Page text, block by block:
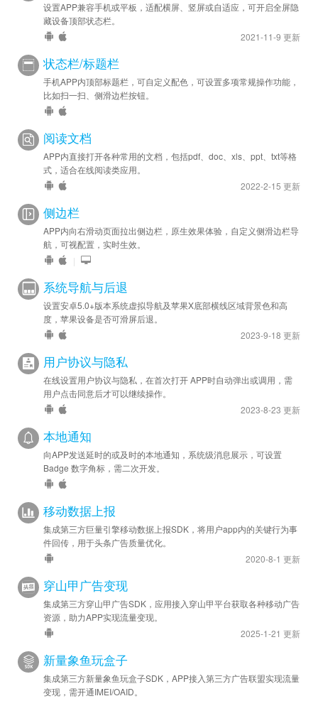
设置APP兼容手机或平板，适配横屏、竖屏或自适应，可开启全屏隐
藏设备顶部状态栏。
2021-11-9 更新
状态栏/标题栏
手机APP内顶部标题栏，可自定义配色，可设置多项常规操作功能，
比如扫一扫、侧滑边栏按钮。
阅读文档
APP内直接打开各种常用的文档，包括pdf、doc、xls、ppt、txt等格
式，适合在线阅读类应用。
2022-2-15 更新
侧边栏
APP内向右滑动页面拉出侧边栏，原生效果体验，自定义侧滑边栏导
航，可视配置，实时生效。
|
系统导航与后退
设置安卓5.0+版本系统虚拟导航及苹果X底部横线区域背景色和高
度，苹果设备是否可滑屏后退。
2023-9-18 更新
用户协议与隐私
在线设置用户协议与隐私，在首次打开 APP时自动弹出或调用，需
用户点击同意后才可以继续操作。
2023-8-23 更新
本地通知
向APP发送延时的或及时的本地通知，系统级消息展示，可设置
Badge 数字角标，需二次开发。
移动数据上报
集成第三方巨量引擎移动数据上报SDK，将用户app内的关键行为事
件回传，用于头条广告质量优化。
2020-8-1 更新
穿山甲广告变现
集成第三方穿山甲广告SDK，应用接入穿山甲平台获取各种移动广告
资源，助力APP实现流量变现。
2025-1-21 更新
新量象鱼玩盒子
集成第三方新量象鱼玩盒子SDK，APP接入第三方广告联盟实现流量
变现，需开通IMEI/OAID。